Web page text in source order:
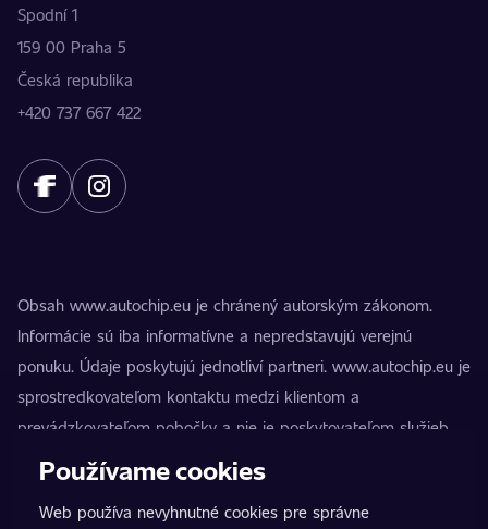
Spodní 1
159 00 Praha 5
Česká republika
+420 737 667 422
Obsah www.autochip.eu je chránený autorským zákonom.
Informácie sú iba informatívne a nepredstavujú verejnú
ponuku. Údaje poskytujú jednotliví partneri. www.autochip.eu je
sprostredkovateľom kontaktu medzi klientom a
prevádzkovateľom pobočky a nie je poskytovateľom služieb.
AutoChip® je registrovaná ochranná známka Petra Kučeru.
technickej nespôsobilosti vozidla na premávku na pozemných
Používame cookies
Web používa nevyhnutné cookies pre správne